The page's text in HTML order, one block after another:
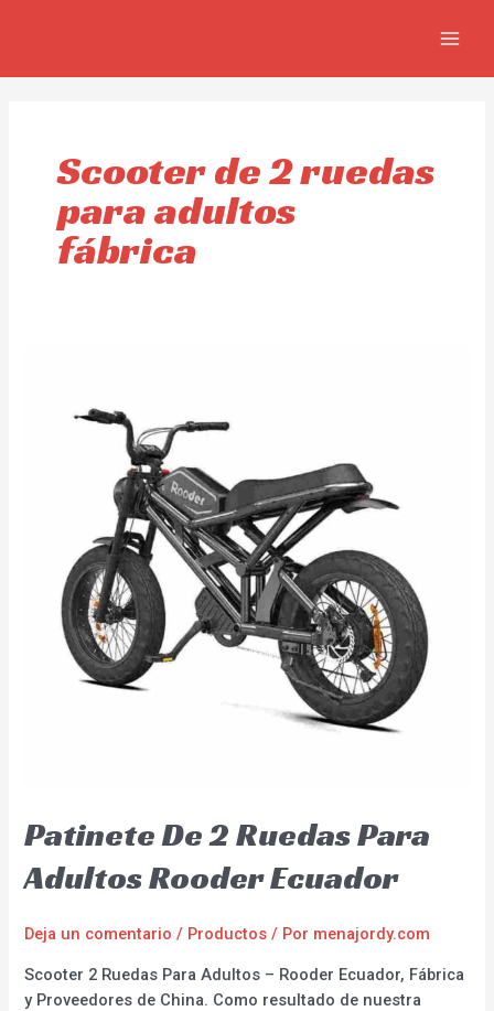
Scooter de 2 ruedas
para adultos
fábrica
Patinete De 2 Ruedas Para
Adultos Rooder Ecuador
Deja un comentario / Productos / Por menajordy.com
Scooter 2 Ruedas Para Adultos – Rooder Ecuador, Fábrica
y Proveedores de China. Como resultado de nuestra